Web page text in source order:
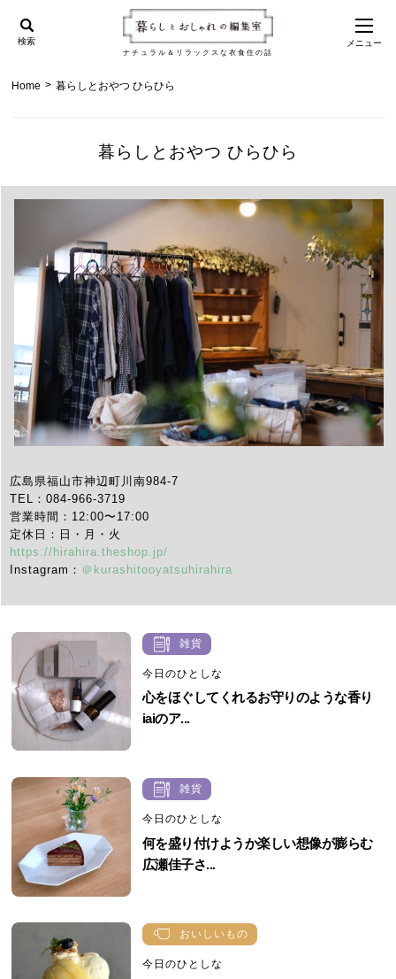
ナチュラル＆リラックスな衣食住の話
検索 メニュー
Home > 暮らしとおやつ ひらひら
暮らしとおやつ ひらひら
広島県福山市神辺町川南984-7
TEL：084-966-3719
営業時間：12:00〜17:00
定休日：日・月・火
https://hirahira.theshop.jp/
Instagram： ＠kurashitooyatsuhirahira
雑貨
今日のひとしな
心をほぐしてくれるお守りのような香り
iaiのア...
雑貨
今日のひとしな
何を盛り付けようか楽しい想像が膨らむ
広瀬佳子さ...
おいしいもの
今日のひとしな